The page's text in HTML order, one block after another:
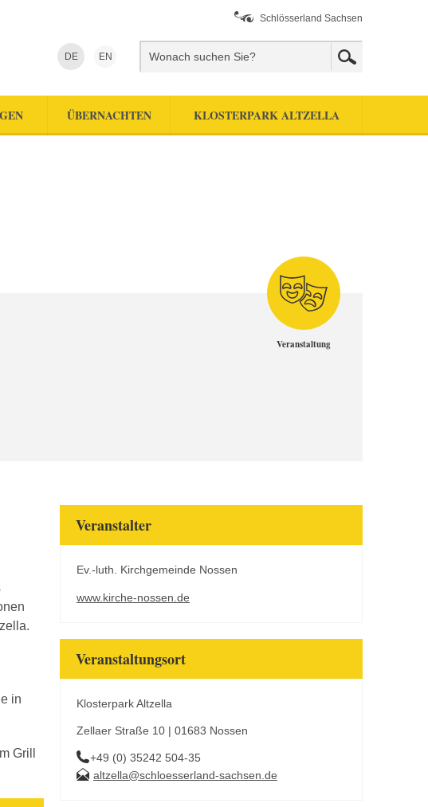
Schlösserland Sachsen
DE EN
ÜBERNACHTEN KLOSTERPARK ALTZELLA
Veranstaltung
in
Grill
Veranstalter
Ev.-luth. Kirchgemeinde Nossen
www.kirche-nossen.de
Veranstaltungsort
Klosterpark Altzella
Zellaer Straße 10 | 01683 Nossen
+49 (0) 35242 504-35
altzella@schloesserland-sachsen.de